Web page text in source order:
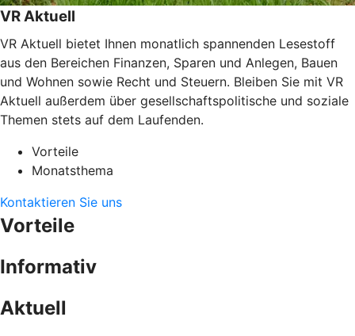
VR Aktuell
VR Aktuell bietet Ihnen monatlich spannenden Lesestoff
aus den Bereichen Finanzen, Sparen und Anlegen, Bauen
und Wohnen sowie Recht und Steuern. Bleiben Sie mit VR
Aktuell außerdem über gesellschaftspolitische und soziale
Themen stets auf dem Laufenden.
Vorteile
Monatsthema
Kontaktieren Sie uns
Vorteile
Informativ
Aktuell